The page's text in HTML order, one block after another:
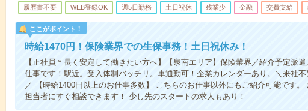
履歴書不要 WEB登録OK 週5日勤務 土日祝休 残業少 金融 交費支給
ここがポイント！
時給1470円！保険業界での生保事務！土日祝休み！
【正社員＊長く安定して働きたい方へ】【泉南エリア】保険業界／紹介予定派
仕事です！駅近。受入体制バッチリ。車通勤可！企業カレンダーあり。＼来社不
／ 【時給1400円以上のお仕事多数】 こちらのお仕事以外にもご紹介可能です
担当者にすぐ相談できます！ 少し先のスタートの求人もあり！